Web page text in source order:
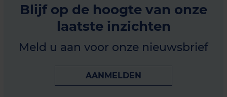
Blijf op de hoogte van onze
laatste inzichten
Meld u aan voor onze nieuwsbrief
AANMELDEN